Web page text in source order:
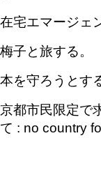
在宅エマージェ
梅子と旅する。
本を守ろうとす
京都市民限定で
て : no country